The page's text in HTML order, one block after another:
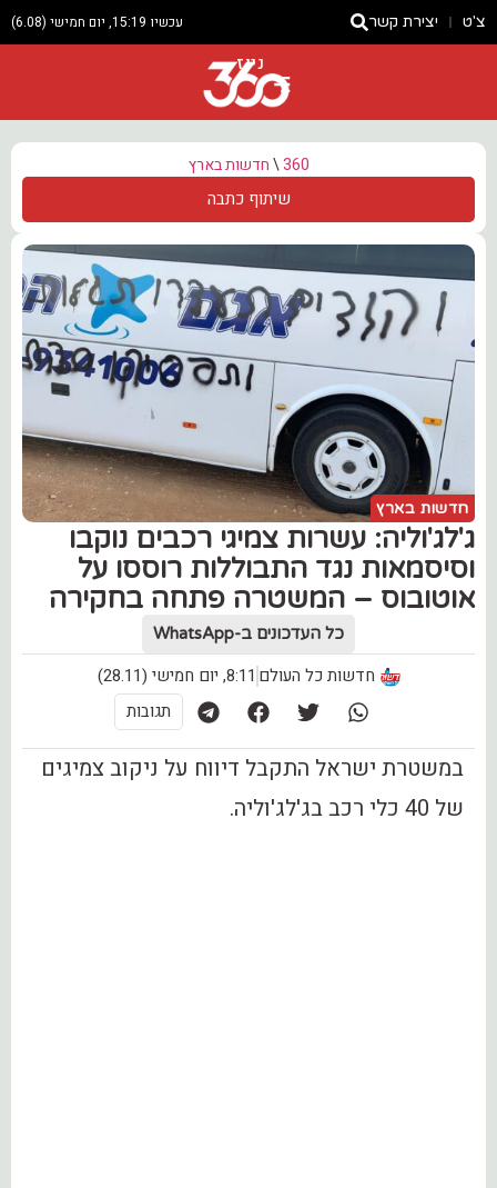
צ'ט יצירת קשר עכשיו 15:19, יום חמישי (6.08)
ניוז
360
\חדשות בארץ
שיתוף כתבה
חדשות בארץ
ג'לג'וליה: עשרות צמיגי רכבים נוקבו
וסיסמאות נגד התבוללות רוססו על
אוטובוס – המשטרה פתחה בחקירה
כל העדכונים ב-WhatsApp
חדשות כל העולם 8:11, יום חמישי (28.11)
תגובות
במשטרת ישראל התקבל דיווח על ניקוב צמיגים
של 40 כלי רכב בג'לג'וליה.